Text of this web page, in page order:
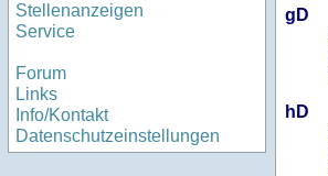
Stellenanzeigen
Service
Forum
Links
Info/Kontakt
Datenschutzeinstellungen
gD
hD